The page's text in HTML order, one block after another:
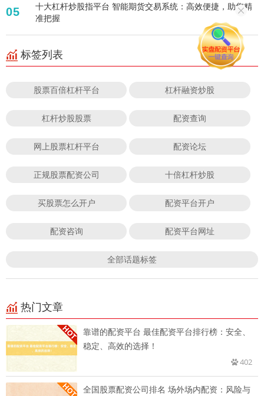
05
十大杠杆炒股指平台 智能期货交易系统：高效便捷，助您精
准把握
标签列表
股票百倍杠杆平台 杠杆融资炒股
杠杆炒股股票 配资查询
网上股票杠杆平台 配资论坛
正规股票配资公司 十倍杠杆炒股
买股票怎么开户 配资平台开户
配资咨询 配资平台网址
全部话题标签
热门文章
靠谱的配资平台 最佳配资平台排行榜：安全、
稳定、高效的选择！
402
全国股票配资公司排名 场外场内配资：风险与